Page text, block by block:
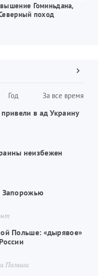
Гоминьдана,
поход
Год За все время
Следующая
в ад Украину
неизбежен
Запорожью
Польше: «дырявое»
Польши